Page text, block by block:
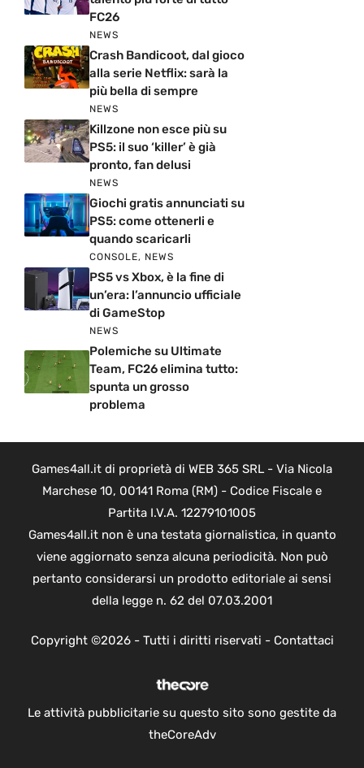
FC26
NEWS
Crash Bandicoot, dal gioco
alla serie Netflix: sarà la
più bella di sempre
NEWS
Killzone non esce più su
PS5: il suo ‘killer’ è già
pronto, fan delusi
NEWS
Giochi gratis annunciati su
PS5: come ottenerli e
quando scaricarli
CONSOLE, NEWS
PS5 vs Xbox, è la fine di
un’era: l’annuncio ufficiale
di GameStop
NEWS
Polemiche su Ultimate
Team, FC26 elimina tutto:
spunta un grosso
problema
Games4all.it di proprietà di WEB 365 SRL - Via Nicola
Marchese 10, 00141 Roma (RM) - Codice Fiscale e
Partita I.V.A. 12279101005
Games4all.it non è una testata giornalistica, in quanto
viene aggiornato senza alcuna periodicità. Non può
pertanto considerarsi un prodotto editoriale ai sensi
della legge n. 62 del 07.03.2001
Copyright ©2026 - Tutti i diritti riservati - Contattaci
Le attività pubblicitarie su questo sito sono gestite da
theCoreAdv